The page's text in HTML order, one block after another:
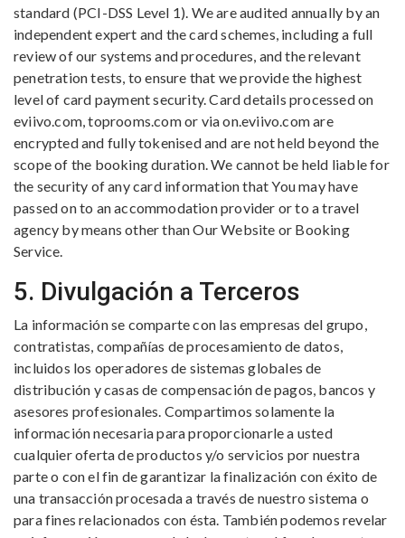
standard (PCI-DSS Level 1). We are audited annually by an
independent expert and the card schemes, including a full
review of our systems and procedures, and the relevant
penetration tests, to ensure that we provide the highest
level of card payment security. Card details processed on
eviivo.com, toprooms.com or via on.eviivo.com are
encrypted and fully tokenised and are not held beyond the
scope of the booking duration. We cannot be held liable for
the security of any card information that You may have
passed on to an accommodation provider or to a travel
agency by means other than Our Website or Booking
Service.
5. Divulgación a Terceros
La información se comparte con las empresas del grupo,
contratistas, compañías de procesamiento de datos,
incluidos los operadores de sistemas globales de
distribución y casas de compensación de pagos, bancos y
asesores profesionales. Compartimos solamente la
información necesaria para proporcionarle a usted
cualquier oferta de productos y/o servicios por nuestra
parte o con el fin de garantizar la finalización con éxito de
una transacción procesada a través de nuestro sistema o
para fines relacionados con ésta. También podemos revelar